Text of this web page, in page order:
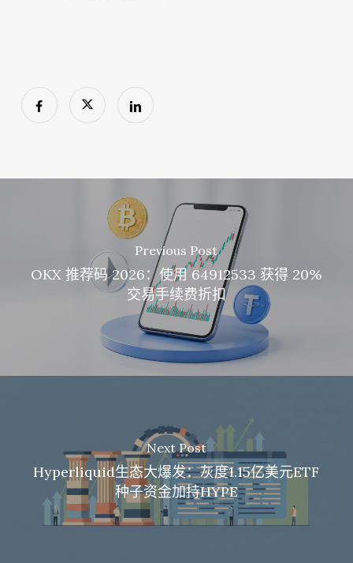
Previous Post
OKX 推荐码 2026：使用 64912533 获得 20%
交易手续费折扣
Next Post
Hyperliquid生态大爆发：灰度1.15亿美元ETF
种子资金加持HYPE